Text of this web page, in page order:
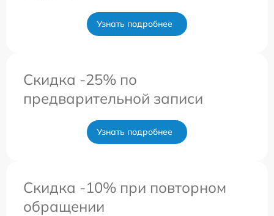
Узнать подробнее
Скидка -25% по
предварительной записи
Узнать подробнее
Скидка -10% при повторном
обращении